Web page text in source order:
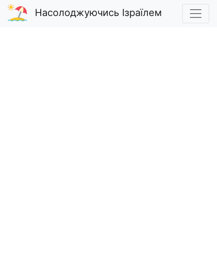
Насолоджуючись Ізраїлем